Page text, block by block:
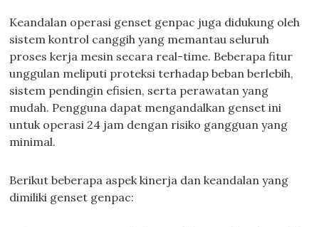
Keandalan operasi genset genpac juga didukung oleh
sistem kontrol canggih yang memantau seluruh
proses kerja mesin secara real-time. Beberapa fitur
unggulan meliputi proteksi terhadap beban berlebih,
sistem pendingin efisien, serta perawatan yang
mudah. Pengguna dapat mengandalkan genset ini
untuk operasi 24 jam dengan risiko gangguan yang
minimal.
Berikut beberapa aspek kinerja dan keandalan yang
dimiliki genset genpac: